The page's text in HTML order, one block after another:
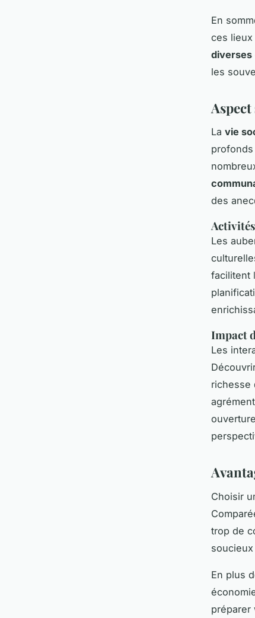
En
ces
diverses
les
La vie
profonds
des
Les
facilitent
Impact
Les
richesse
Choisir
trop de
En plus
préparer